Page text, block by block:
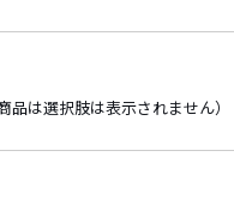
は選択肢は表示されません）